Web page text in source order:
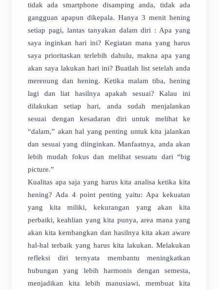
tidak ada smartphone disamping anda, tidak ada
gangguan apapun dikepala. Hanya 3 menit hening
setiap pagi, lantas tanyakan dalam diri : Apa yang
saya inginkan hari ini? Kegiatan mana yang harus
saya prioritaskan terlebih dahulu, makna apa yang
akan saya lakukan hari ini? Buatlah list setelah anda
merenung dan hening. Ketika malam tiba, hening
lagi dan liat hasilnya apakah sesuai? Kalau ini
dilakukan setiap hari, anda sudah menjalankan
sesuai dengan kesadaran diri untuk melihat ke
“dalam,” akan hal yang penting untuk kita jalankan
dan sesuai yang diinginkan. Manfaatnya, anda akan
lebih mudah fokus dan melihat sesuatu dari “big
picture.”
Kualitas apa saja yang harus kita analisa ketika kita
hening? Ada 4 point penting yaitu: Apa kekuatan
yang kita miliki, kekurangan yang akan kita
perbaiki, keahlian yang kita punya, area mana yang
akan kita kembangkan dan hasilnya kita akan aware
hal-hal terbaik yang harus kita lakukan. Melakukan
refleksi diri ternyata membantu meningkatkan
hubungan yang lebih harmonis dengan semesta,
menjadikan kita lebih manusiawi, membuat kita